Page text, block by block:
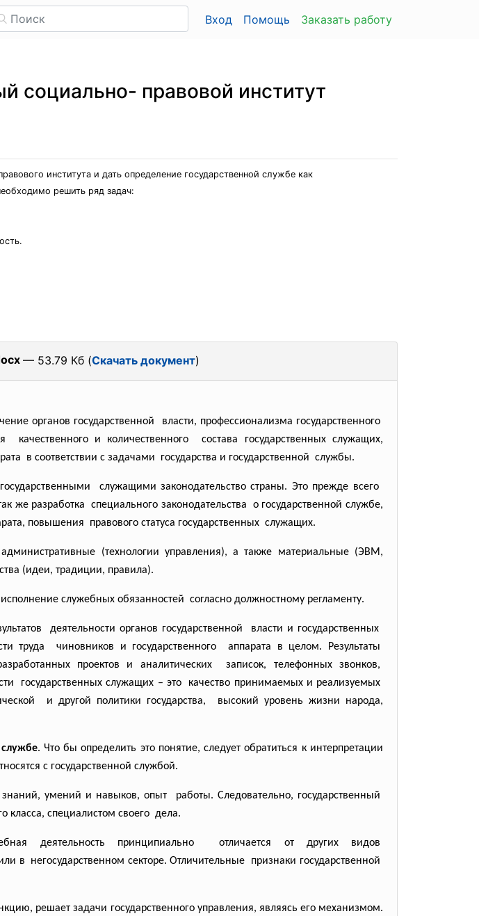
Вход Помощь Заказать работу
социально- правовой институт
института и дать определение государственной службе как
решить ряд задач:
— 53.79 Кб (Скачать документ)
органов государственной власти, профессионализма государственного
качественного и количественного состава государственныхслужащих,
в соответствии с задачами государства и государственной службы.
служащими законодательствостраны. Это прежде всего
же разработка специального законодательства о государственной службе,
повышения правового статуса государственных служащих.
административные (технологии управления), а также материальные (ЭВМ,
(идеи, традиции, правила).
служебных обязанностей согласно должностному регламенту.
деятельности органов государственной власти и государственных
труда чиновников и государственного аппарата в целом. Результаты
проектов и аналитических записок, телефонных звонков,
государственных служащих – это качество принимаемых и реализуемых
и другой политики государства, высокий уровень жизни народа,
службе. Что бы определить это понятие, следует обратиться к интерпретации
с государственной службой.
умений и навыков, опыт работы. Следовательно, государственный
специалистом своего дела.
деятельность принципиально отличается от других видов
в негосударственном секторе.Отличительные признаки государственной
решает задачи государственного управления, являясь его механизмом.